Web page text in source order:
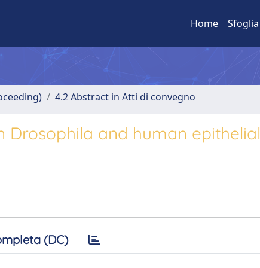
Home Sfoglia
4.2 Abstract in Atti di convegno
Drosophila and human epithelial
(DC)